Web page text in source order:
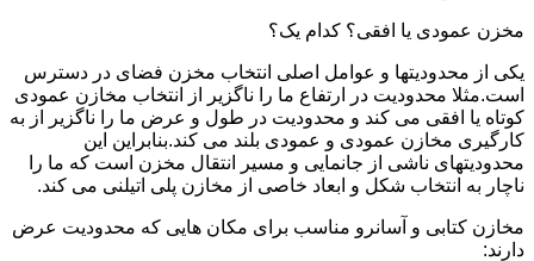
مخزن عمودی یا افقی؟ کدام یک؟
یکی از محدودیتها و عوامل اصلی انتخاب مخزن فضای در دسترس
است.مثلا محدودیت در ارتفاع ما را ناگزیر از انتخاب مخازن عمودی
کوتاه یا افقی می کند و محدودیت در طول و عرض ما را ناگزیر از به
کارگیری مخازن عمودی و عمودی بلند می کند.بنابراین این
محدودیتهای ناشی از جانمایی و مسیر انتقال مخزن است که ما را
ناچار به انتخاب شکل و ابعاد خاصی از مخازن پلی اتیلنی می کند.
مخازن کتابی و آسانرو مناسب برای مکان هایی که محدودیت عرض
دارند: